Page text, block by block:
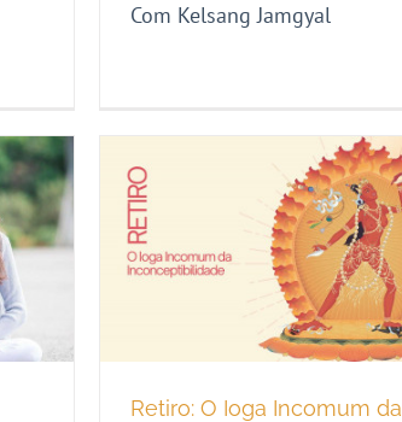
Com Kelsang Jamgyal
Retiro: O Ioga Incomum da